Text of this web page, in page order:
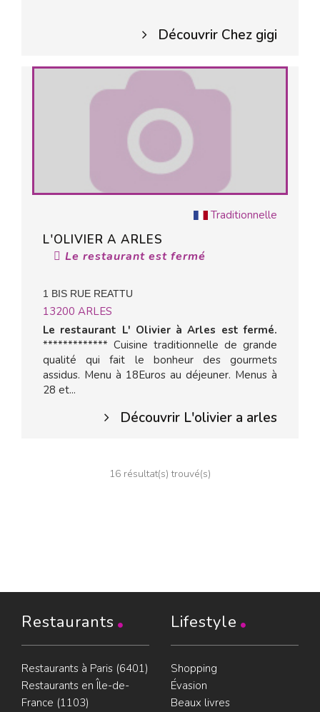
Découvrir Chez gigi
Traditionnelle
L'OLIVIER A ARLES
Le restaurant est fermé
1 BIS RUE REATTU
13200 ARLES
Le restaurant L' Olivier à Arles est fermé.
************* Cuisine traditionnelle de grande
qualité qui fait le bonheur des gourmets
assidus. Menu à 18Euros au déjeuner. Menus à
28 et...
Découvrir L'olivier a arles
16 résultat(s) trouvé(s)
Restaurants
Restaurants à Paris (6401)
Restaurants en Île-de-
France (1103)
Lifestyle
Shopping
Évasion
Beaux livres